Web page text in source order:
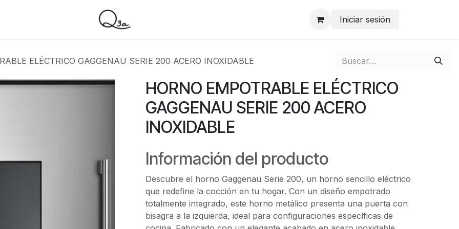
Iniciar sesión
ELÉCTRICO GAGGENAU SERIE 200 ACERO INOXIDABLE
HORNO EMPOTRABLE ELÉCTRICO
GAGGENAU SERIE 200 ACERO
INOXIDABLE
Información del producto
Descubre el horno Gaggenau Serie 200, un horno sencillo eléctrico
que redefine la cocción en tu hogar. Con un diseño empotrado
totalmente integrado, este horno metálico presenta una puerta con
bisagra a la izquierda, ideal para configuraciones específicas de